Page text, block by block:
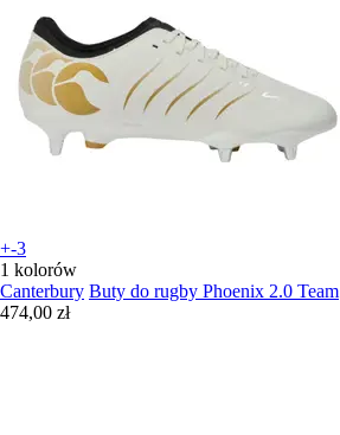
+-3
1 kolorów
Canterbury Buty do rugby Phoenix 2.0 Team
474,00 zł